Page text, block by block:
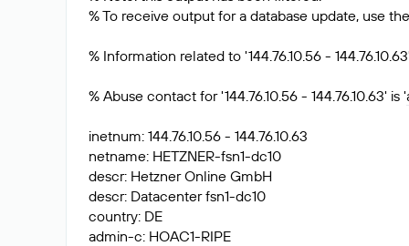
% To receive output for a database update, use
% Information related to '144.76.10.56 - 144.76.10.63'
% Abuse contact for '144.76.10.56 - 144.76.10.63' is '
inetnum: 144.76.10.56 - 144.76.10.63
netname: HETZNER-fsn1-dc10
descr: Hetzner Online GmbH
descr: Datacenter fsn1-dc10
country: DE
admin-c: HOAC1-RIPE